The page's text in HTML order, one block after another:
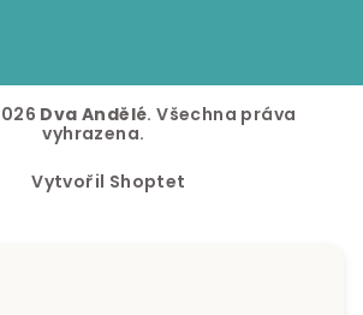
Dva Andělé. Všechna práva
vyhrazena.
Vytvořil Shoptet